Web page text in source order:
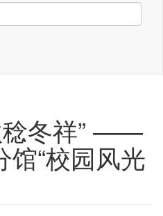
稔冬祥” ——
“校园风光